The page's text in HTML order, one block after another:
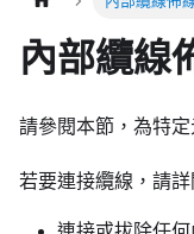
內部纜線
請參閱本節，為特
若要連接纜線，請詳